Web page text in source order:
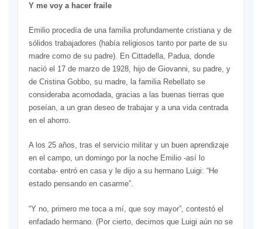
Y me voy a hacer fraile
Emilio procedía de una familia profundamente cristiana y de
sólidos trabajadores (había religiosos tanto por parte de su
madre como de su padre). En Cittadella, Padua, donde
nació el 17 de marzo de 1928, hijo de Giovanni, su padre, y
de Cristina Gobbo, su madre, la familia Rebellato se
consideraba acomodada, gracias a las buenas tierras que
poseían, a un gran deseo de trabajar y a una vida centrada
en el ahorro.
A los 25 años, tras el servicio militar y un buen aprendizaje
en el campo, un domingo por la noche Emilio -así lo
contaba- entró en casa y le dijo a su hermano Luigi: “He
estado pensando en casarme”.
“Y no, primero me toca a mí, que soy mayor”, contestó el
enfadado hermano. (Por cierto, decimos que Luigi aún no se